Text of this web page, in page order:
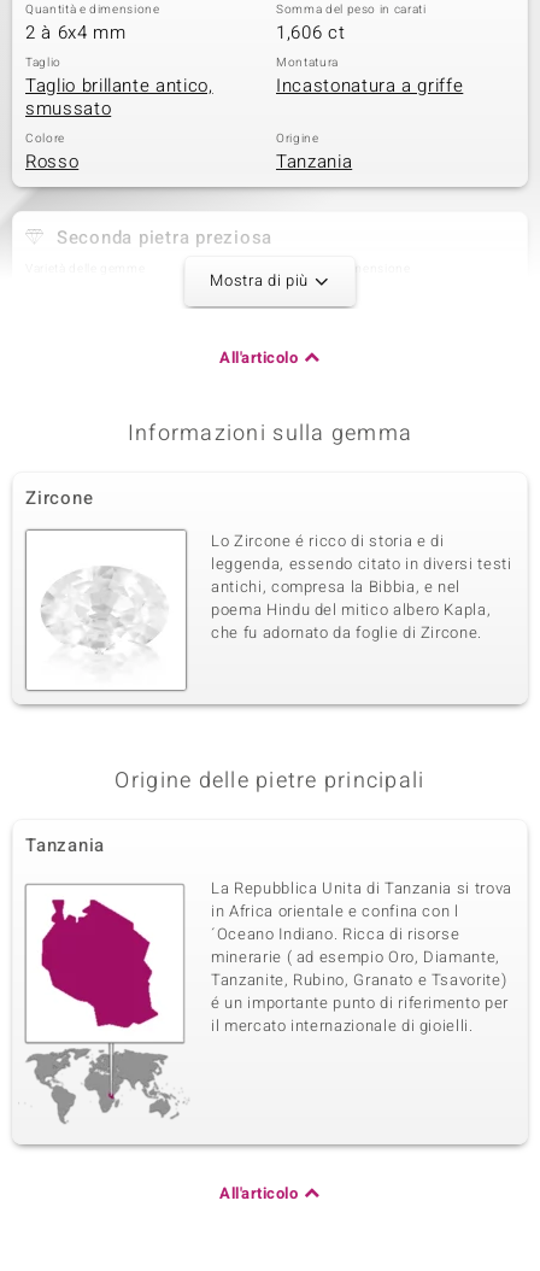
Quantità e dimensione
2 à 6x4 mm
Somma del peso in carati
1,606 ct
Taglio
Taglio brillante antico,
smussato
Montatura
Incastonatura a griffe
Colore
Rosso
Origine
Tanzania
Seconda pietra preziosa
Tormalina Rosa Nigeriana
Quantità e dimensione
8 à 2 mm
Taglio rotondo
Varietà delle gemme
Tormalina Rosa Nigeriana 8 à 1,8 mm
0,199 ct
Taglio
Taglio rotondo
Montatura
Incastonatura a griffe
Origine
Nigeria
Quarta pietra preziosa
Tormalina Rosa Nigeriana
Somma del peso in carati
Montatura
Mostra di più
All'articolo
Informazioni sulla gemma
Zircone
Lo Zircone é ricco di storia e di
leggenda, essendo citato in diversi testi
antichi, compresa la Bibbia, e nel
poema Hindu del mitico albero Kapla,
che fu adornato da foglie di Zircone.
Origine delle pietre principali
Tanzania
La Repubblica Unita di Tanzania si trova
in Africa orientale e confina con l
´Oceano Indiano. Ricca di risorse
minerarie ( ad esempio Oro, Diamante,
Tanzanite, Rubino, Granato e Tsavorite)
é un importante punto di riferimento per
il mercato internazionale di gioielli.
All'articolo